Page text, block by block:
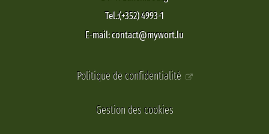
Tel.:(+352) 4993-1
E-mail: contact@mywort.lu
Politique de confidentialité
Gestion des cookies